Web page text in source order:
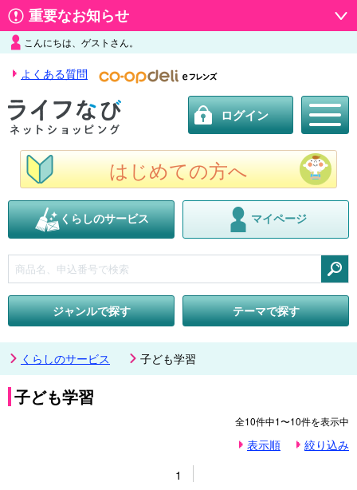
重要なお知らせ
こんにちは、ゲストさん。
よくある質問
ログイン
はじめての方へ
くらしのサービス マイページ
ジャンルで探す
テーマで探す
くらしのサービス 子ども学習
子ども学習
全10件中1〜10件を表示中
表示順
絞り込み
1